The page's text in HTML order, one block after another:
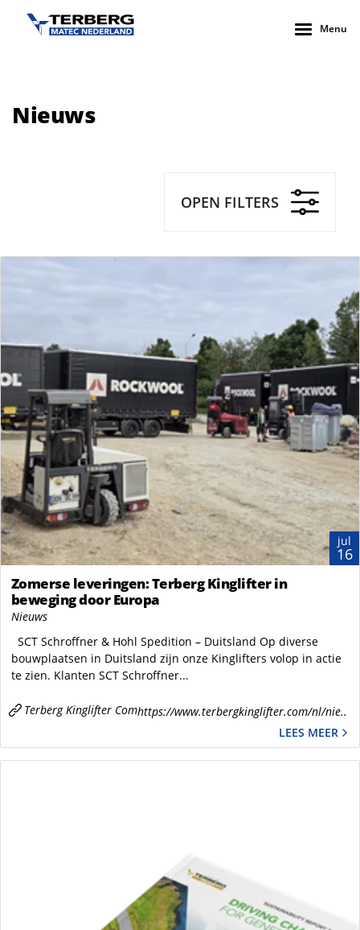
Menu
Nieuws
OPEN FILTERS
jul
16
Zomerse leveringen: Terberg Kinglifter in
beweging door Europa
Nieuws
SCT Schroffner & Hohl Spedition – Duitsland Op diverse
bouwplaatsen in Duitsland zijn onze Kinglifters volop in actie
te zien. Klanten SCT Schroffner...
Terberg Kinglifter Comhttps://www.terbergkinglifter.com/nl/nie..
LEES MEER